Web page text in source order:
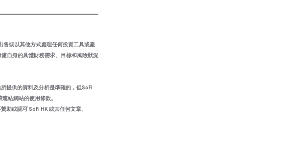
售或以其他方式處理任何投資工具或產
自身的具體財務需求、目標和風險狀況
提供的資料及分析是準確的，但SoFi
結網站的使用條款。
助或認可 SoFi HK 或其任何文章。